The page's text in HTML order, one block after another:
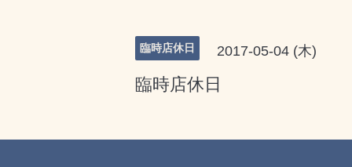
臨時店休日 2017-05-04 (木)
臨時店休日